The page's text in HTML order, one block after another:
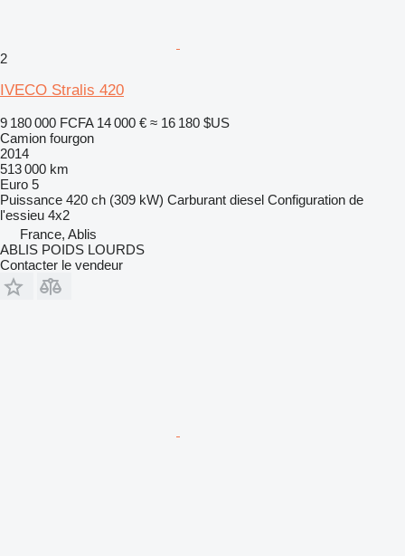
2
IVECO Stralis 420
9 180 000 FCFA 14 000 € ≈ 16 180 $US
Camion fourgon
2014
513 000 km
Euro 5
Puissance 420 ch (309 kW) Carburant diesel Configuration de
l'essieu 4x2
France, Ablis
ABLIS POIDS LOURDS
Contacter le vendeur